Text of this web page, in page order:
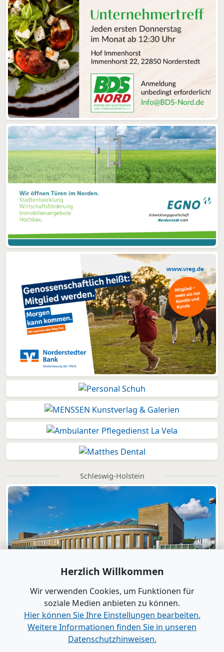
Schleswig-Holstein
Herzlich Willkommen
Wir verwenden Cookies, um Funktionen für
soziale Medien anbieten zu können.
Hier können Sie Ihre Einstellungen bearbeiten.
Weitere Informationen finden Sie in unseren
Datenschutzhinweisen.